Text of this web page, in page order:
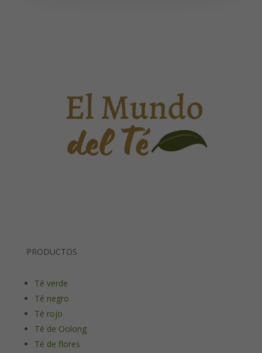
PRODUCTOS
Té verde
Té negro
Té rojo
Té de Oolong
Té de flores